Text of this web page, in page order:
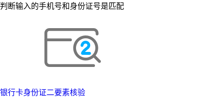
判断输入的手机号和身份证号是匹配
银行卡身份证二要素核验